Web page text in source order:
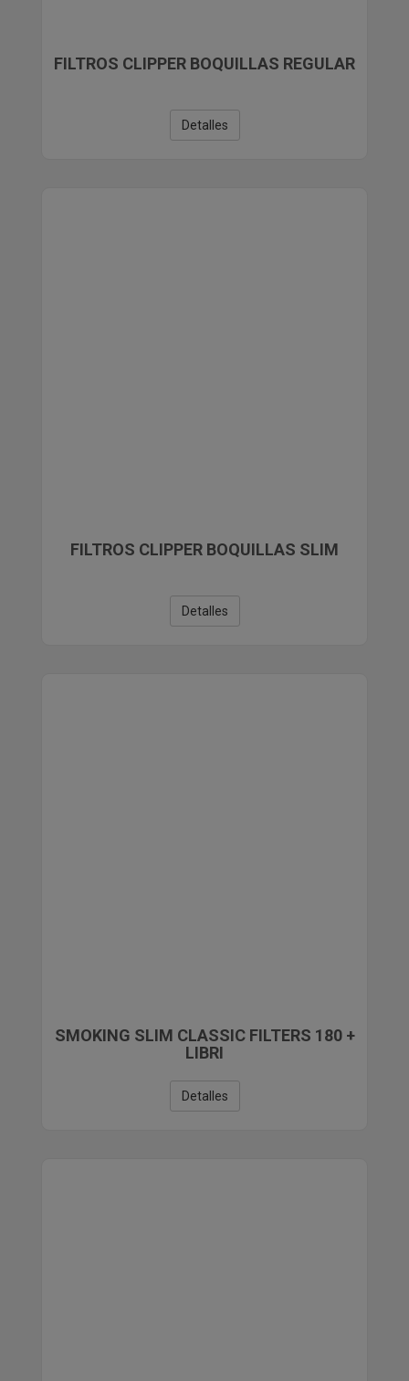
FILTROS CLIPPER BOQUILLAS REGULAR
Detalles
FILTROS CLIPPER BOQUILLAS SLIM
Detalles
SMOKING SLIM CLASSIC FILTERS 180 +
LIBRI
Detalles